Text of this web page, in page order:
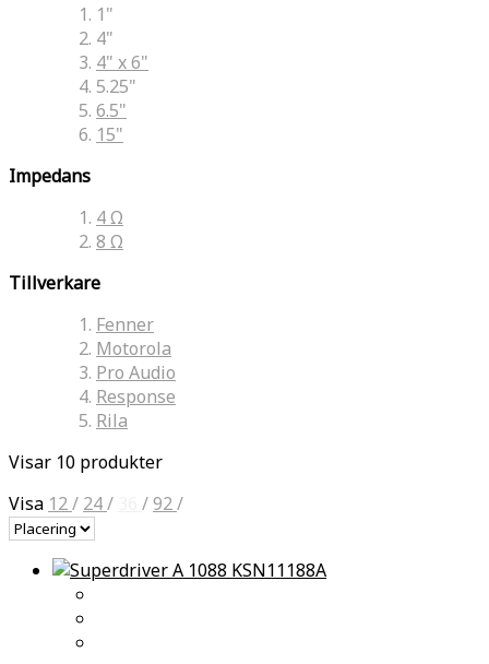
1"
4"
4" x 6"
5.25"
6.5"
15"
Impedans
4 Ω
8 Ω
Tillverkare
Fenner
Motorola
Pro Audio
Response
Rila
Visar 10 produkter
Visa 12/ 24/ /92/